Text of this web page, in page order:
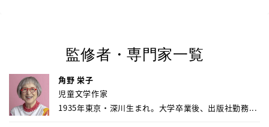
監修者・専門家一覧
角野 栄子
児童文学作家
1935年東京・深川生まれ。大学卒業後、出版社勤務...